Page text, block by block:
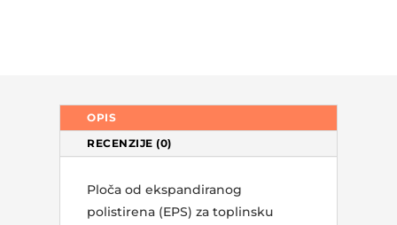
OPIS
RECENZIJE (0)
Ploča od ekspandiranog
polistirena (EPS) za toplinsku